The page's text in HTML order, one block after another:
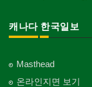
캐나다 한국일보
Masthead
온라인지면 보기